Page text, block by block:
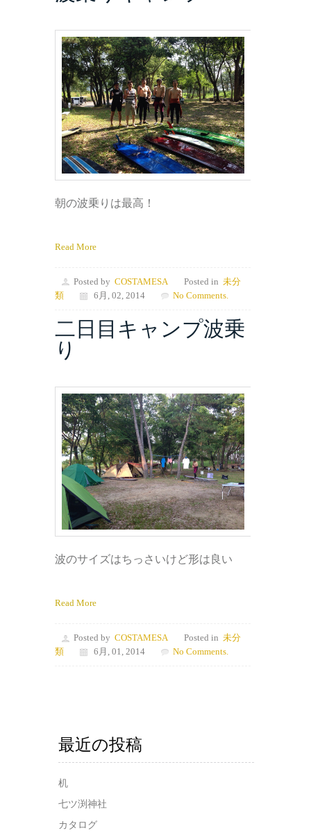
朝の波乗りは最高！
Read More
Posted by COSTAMESA Posted in 未分
類
6月, 02, 2014 No Comments.
二日目キャンプ波乗
り
波のサイズはちっさいけど形は良い
Read More
Posted by COSTAMESA Posted in 未分
類
6月, 01, 2014 No Comments.
最近の投稿
机
七ツ渕神社
カタログ